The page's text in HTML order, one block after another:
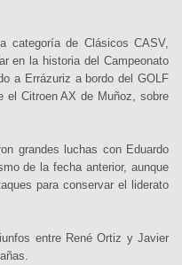
categoría de Clásicos CASV,
en la historia del Campeonato
a Errázuriz a bordo del GOLF
el Citroen AX de Muñoz, sobre
grandes luchas con Eduardo
de la fecha anterior, aunque
para conservar el liderato
entre René Ortiz y Javier